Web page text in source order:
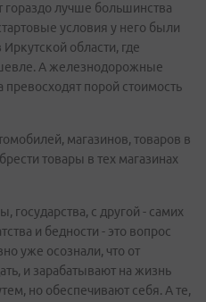
лучше большинства
условия у него были
области, где
А железнодорожные
порой стоимость
магазинов, товаров в
товары в тех магазинах
государства, с другой - самих
и бедности - это вопрос
уже осознали, что от
и зарабатывают на жизнь
но обеспечивают себя. А те,